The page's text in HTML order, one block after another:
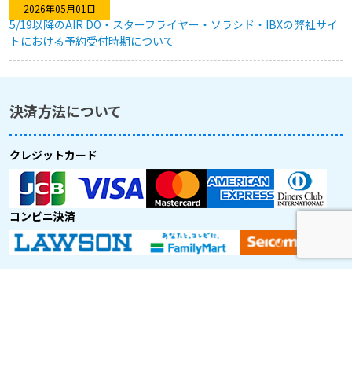
キャンセル対応
2026年05月01日
5/19以降のAIR DO・スターフライヤー・ソラシド・IBXの弊社サイ
トにおける予約受付時期について
決済方法について
クレジットカード
コンビニ決済